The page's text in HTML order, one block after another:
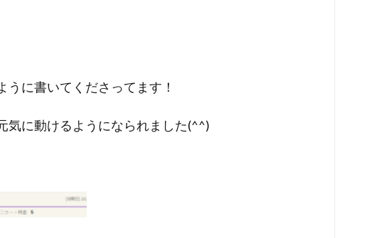
に書いてくださってます！
気に動けるようになられました(^^)